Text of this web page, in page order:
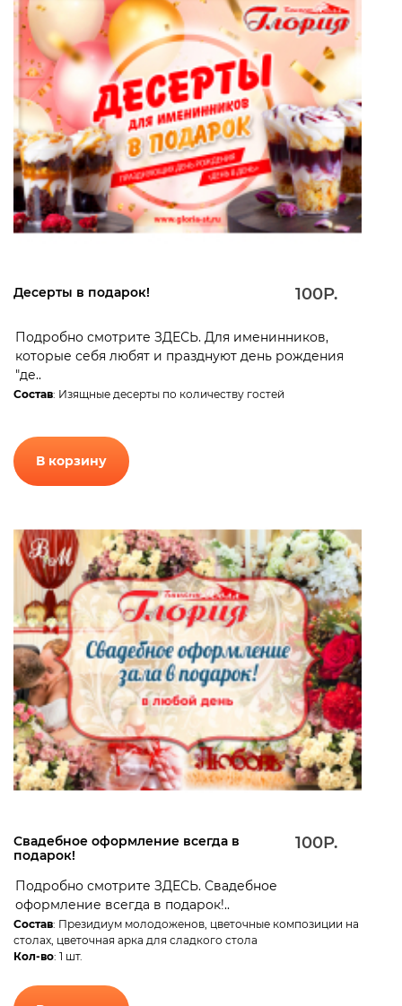
Десерты в подарок! 100Р.
Подробно смотрите ЗДЕСЬ. Для именинников,
которые себя любят и празднуют день рождения
"де..
Состав: Изящные десерты по количеству гостей
В корзину
Свадебное оформление всегда в
подарок!
100Р.
Подробно смотрите ЗДЕСЬ. Свад ебное
оформление всегда в подарок!..
Состав: Президиум молодоженов, цветочные композиции на
столах, цветочная арка для сладкого стола
Кол-во: 1 шт.